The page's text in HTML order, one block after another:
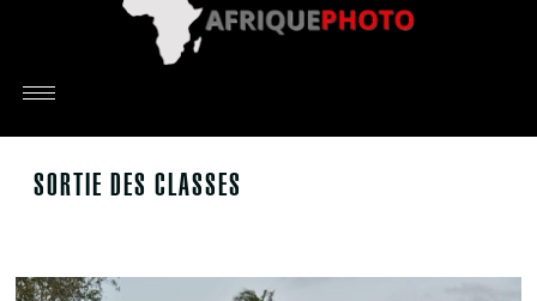
SORTIE DES CLASSES